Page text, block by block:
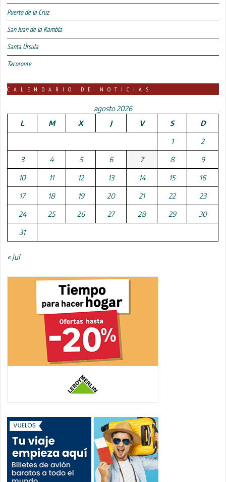
Puerto de la Cruz
San Juan de la Rambla
Santa Úrsula
Tacoronte
CALENDARIO DE NOTICIAS
agosto 2026
L
M X J V S D
1 2
3 4 5 6 7 8 9
10 11 12 13 14 15 16
17 18 19 20 21 22 23
24 25 26 27 28 29 30
31
« Jul